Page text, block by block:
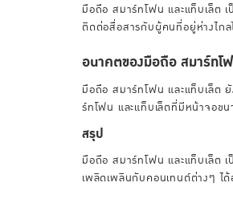
มือถือ สมาร์ทโฟน และแท็บเล็ต
ติดต่อสื่อสารกับผู้คนที่อยู่ห่างไกล
อนาคตของมือถือ สมาร์ทโ
มือถือ สมาร์ทโฟน และแท็บเล็ต
ร์ทโฟน และแท็บเล็ตที่มีหน้าจอข
สรุป
มือถือ สมาร์ทโฟน และแท็บเล็ต เ
เพลิดเพลินกับคอนเทนต์ต่างๆ ได้